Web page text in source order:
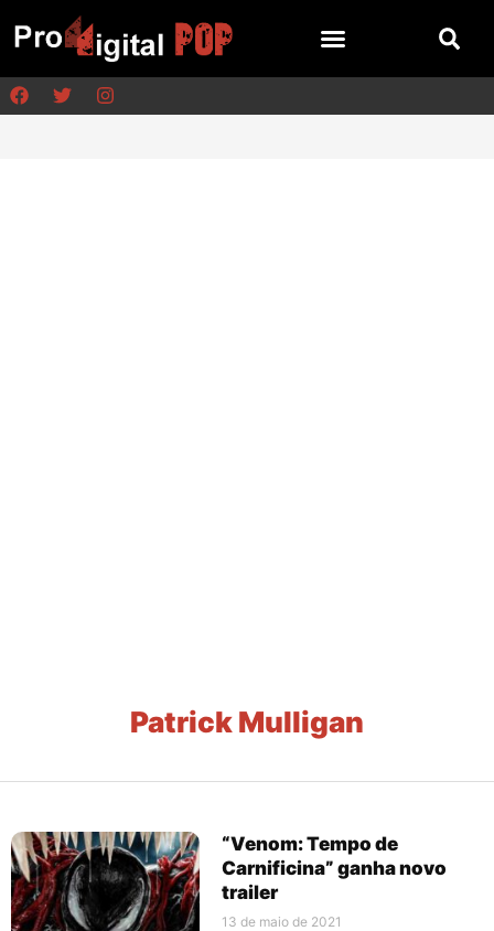
Patrick Mulligan
“Venom: Tempo de
Carnificina” ganha novo
trailer
13 de maio de 2021